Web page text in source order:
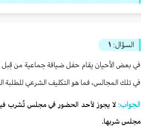
السؤال: ١
في بعض الأحيان يقام حفل ضيافة جماعية من قِبل
في تلك المجالس، فما هو التكليف الشرعي للطلبة
الجواب: لا يجوز لأحد الحضور في مجلس تُشرب
مجلس شربها.